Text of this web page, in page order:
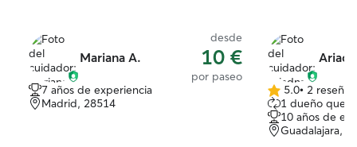
Mariana A.
desde
10 €
por paseo
7 años de experiencia
Madrid, 28514
5.0
de
5
estrellas
5.0• 2 reseñas
1 dueño que
10 años de
Guadalajara,